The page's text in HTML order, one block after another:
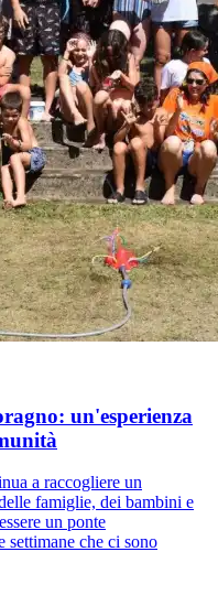
un'esperienza
a raccogliere un
famiglie, dei bambini e
un ponte
settimane che ci sono